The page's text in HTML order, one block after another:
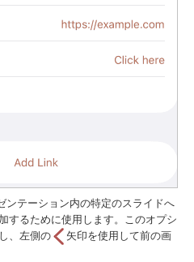
ンテーション内の特定のスライドへ
するために使用します。このオプシ
、左側の
矢印を使用して前の画